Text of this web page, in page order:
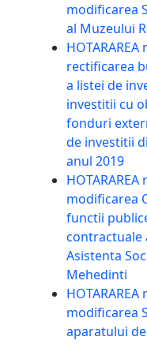
modificarea
al Muzeului
rectificarea
a listei de
investitii cu
fonduri
de investitii
anul 2019
modificarea
functii
contractuale
Asistenta
Mehedinti
modificarea
aparatului